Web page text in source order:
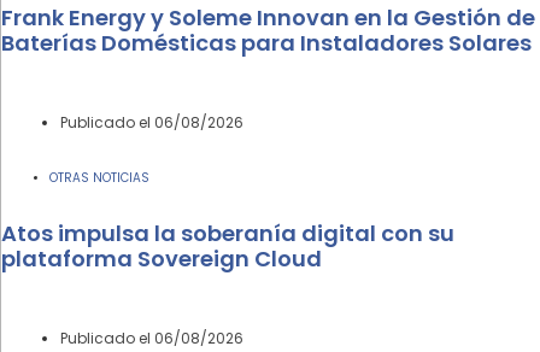
Frank Energy y Soleme Innovan en la Gestión de
Baterías Domésticas para Instaladores Solares
Publicado el 06/08/2026
OTRAS NOTICIAS
Atos impulsa la soberanía digital con su
plataforma Sovereign Cloud
Publicado el 06/08/2026